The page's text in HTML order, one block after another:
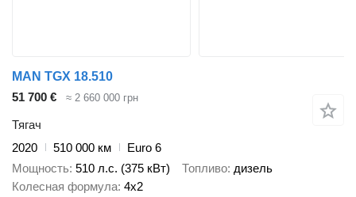
MAN TGX 18.510
51 700 €
≈ 2 660 000 грн
Тягач
2020
510 000 км
Euro 6
Мощность 510 л.с. (375 кВт) Топливо дизель
Колесная формула 4x2